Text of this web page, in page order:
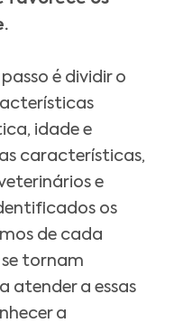
é dividir o
idade e
características,
e
os
de cada
se tornam
atender a essas
a